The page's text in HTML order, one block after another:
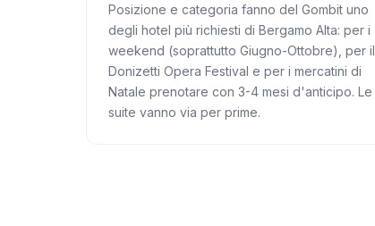
Posizione e categoria fanno del Gombit uno
degli hotel più richiesti di Bergamo Alta: per i
weekend (soprattutto Giugno-Ottobre), per il
Donizetti Opera Festival e per i mercatini di
Natale prenotare con 3-4 mesi d'anticipo. Le
suite vanno via per prime.